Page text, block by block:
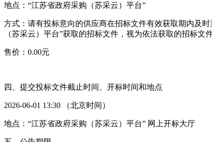
地点：“江苏省政府采购（苏采云）平台”
方式：请有投标意向的供应商在招标文件有效获取期内及时
（苏采云）平台”获取的招标文件，视为依法获取的招标文件
售价：0.00元
四、提交投标文件截止时间、开标时间和地点
2026-06-01 13:30 （北京时间）
地点：“江苏省政府采购（苏采云）平台” 网上开标大厅